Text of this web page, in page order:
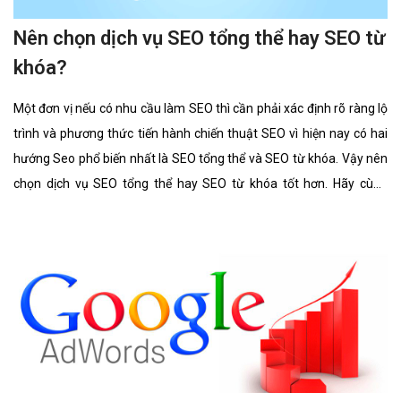
Nên chọn dịch vụ SEO tổng thể hay SEO từ
khóa?
Một đơn vị nếu có nhu cầu làm SEO thì cần phải xác định rõ ràng lộ
trình và phương thức tiến hành chiến thuật SEO vì hiện nay có hai
hướng Seo phổ biến nhất là SEO tổng thể và SEO từ khóa. Vậy nên
chọn dịch vụ SEO tổng thể hay SEO từ khóa tốt hơn. Hãy cùng